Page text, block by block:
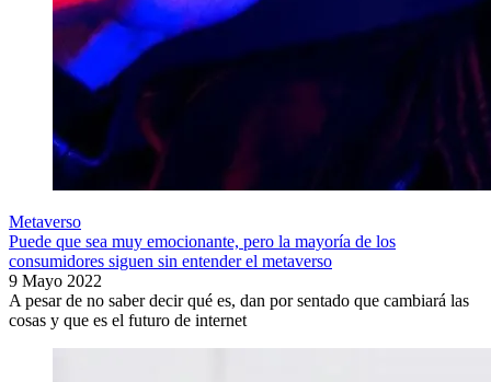
Metaverso
Puede que sea muy emocionante, pero la mayoría de los
consumidores siguen sin entender el metaverso
9 Mayo 2022
A pesar de no saber decir qué es, dan por sentado que cambiará las
cosas y que es el futuro de internet